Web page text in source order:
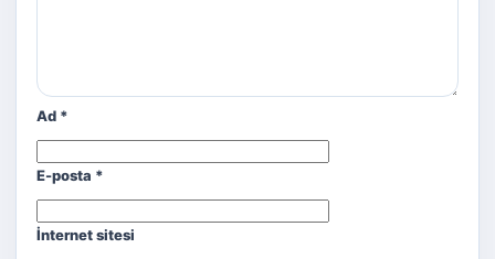
Ad *
E-posta *
İnternet sitesi